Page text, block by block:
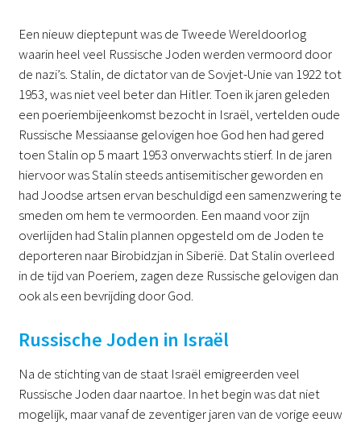
Een nieuw dieptepunt was de Tweede Wereldoorlog
waarin heel veel Russische Joden werden vermoord door
de nazi’s. Stalin, de dictator van de Sovjet-Unie van 1922 tot
1953, was niet veel beter dan Hitler. Toen ik jaren geleden
een poeriembijeenkomst bezocht in Israël, vertelden oude
Russische Messiaanse gelovigen hoe God hen had gered
toen Stalin op 5 maart 1953 onverwachts stierf. In de jaren
hiervoor was Stalin steeds antisemitischer geworden en
had Joodse artsen ervan beschuldigd een samenzwering te
smeden om hem te vermoorden. Een maand voor zijn
overlijden had Stalin plannen opgesteld om de Joden te
deporteren naar Birobidzjan in Siberië. Dat Stalin overleed
in de tijd van Poeriem, zagen deze Russische gelovigen dan
ook als een bevrijding door God.
Russische Joden in Israël
Na de stichting van de staat Israël emigreerden veel
Russische Joden daar naartoe. In het begin was dat niet
mogelijk, maar vanaf de zeventiger jaren van de vorige eeuw